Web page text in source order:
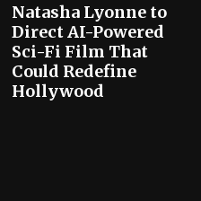
Natasha Lyonne to
Direct AI-Powered
Sci-Fi Film That
Could Redefine
Hollywood